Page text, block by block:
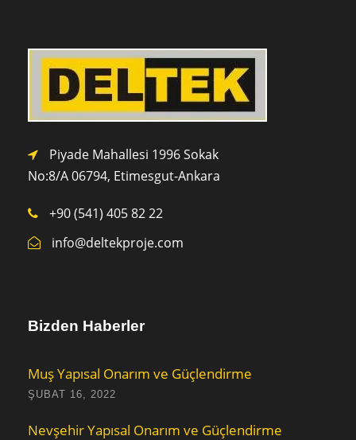
Piyade Mahallesi 1996 Sokak
No:8/A 06794, Etimesgut-Ankara
+90 (541) 405 82 22
info@deltekproje.com
Bizden Haberler
Muş Yapısal Onarım ve Güçlendirme
ŞUBAT 16, 2022
Nevşehir Yapısal Onarım ve Güçlendirme